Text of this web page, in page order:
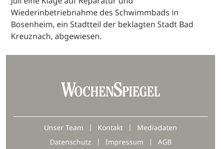
Wiederinbetriebnahme des Schwimmbads in
Bosenheim, ein Stadtteil der beklagten Stadt Bad
Kreuznach, abgewiesen.
Unser Team Kontakt
Mediadaten
Datenschutz
Impressum AGB